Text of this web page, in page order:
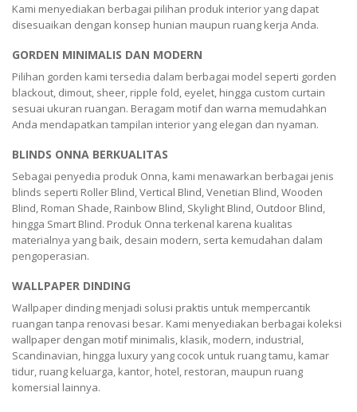
Kami menyediakan berbagai pilihan produk interior yang dapat
disesuaikan dengan konsep hunian maupun ruang kerja Anda.
GORDEN MINIMALIS DAN MODERN
Pilihan gorden kami tersedia dalam berbagai model seperti gorden
blackout, dimout, sheer, ripple fold, eyelet, hingga custom curtain
sesuai ukuran ruangan. Beragam motif dan warna memudahkan
Anda mendapatkan tampilan interior yang elegan dan nyaman.
BLINDS ONNA BERKUALITAS
Sebagai penyedia produk Onna, kami menawarkan berbagai jenis
blinds seperti Roller Blind, Vertical Blind, Venetian Blind, Wooden
Blind, Roman Shade, Rainbow Blind, Skylight Blind, Outdoor Blind,
hingga Smart Blind. Produk Onna terkenal karena kualitas
materialnya yang baik, desain modern, serta kemudahan dalam
pengoperasian.
WALLPAPER DINDING
Wallpaper dinding menjadi solusi praktis untuk mempercantik
ruangan tanpa renovasi besar. Kami menyediakan berbagai koleksi
wallpaper dengan motif minimalis, klasik, modern, industrial,
Scandinavian, hingga luxury yang cocok untuk ruang tamu, kamar
tidur, ruang keluarga, kantor, hotel, restoran, maupun ruang
komersial lainnya.